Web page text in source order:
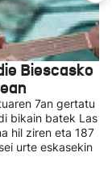
Biescasko
7an gertatu
bikain batek Las
hil ziren eta 187
urte eskasekin